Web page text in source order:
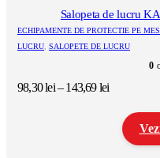
Salopeta de lucru
ECHIPAMENTE DE PROTECTIE PE
LUCRU, SALOPETE DE LUCRU
0
98,30lei– 143,69leiInterval
prețuri:
98,30 lei
până